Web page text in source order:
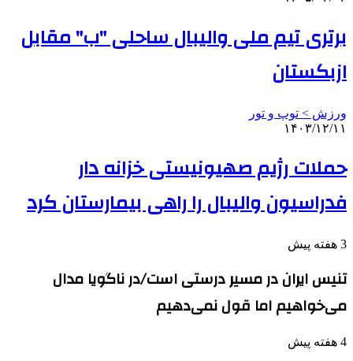
برتری تیم ملی والیبال ساحلی "ب" مقابل
ازبکستان
ورزش > توپ و تور
۱۴۰۳/۱۲/۱۱
حملات رژیم صهیونیستی خزانه دار
فدراسیون والیبال را راهی بیمارستان کرد
3 هفته پیش
تنیس ایران در مسیر درستی است/در ناگویا مدال
می‌خواهیم اما قول نمی‌دهیم
4 هفته پیش